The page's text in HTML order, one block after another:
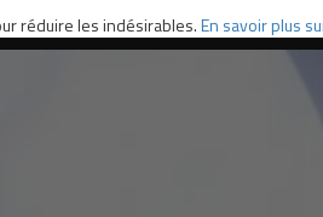
réduire les indésirables.En savoir plus